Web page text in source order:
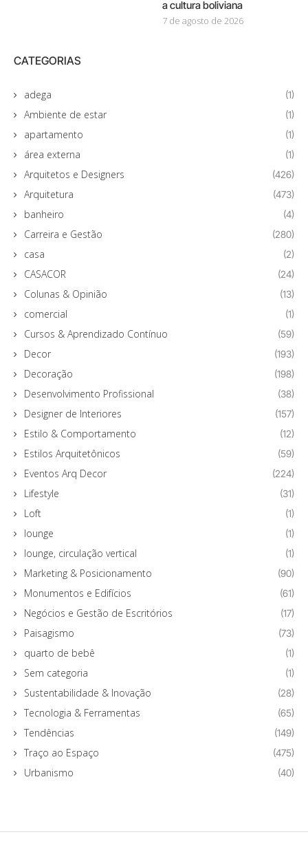
a cultura boliviana
7 de agosto de 2026
CATEGORIAS
adega (1)
Ambiente de estar (1)
apartamento (1)
área externa (1)
Arquitetos e Designers (426)
Arquitetura (473)
banheiro (4)
Carreira e Gestão (280)
casa (2)
CASACOR (24)
Colunas & Opinião (13)
comercial (1)
Cursos & Aprendizado Contínuo (59)
Decor (193)
Decoração (198)
Desenvolvimento Profissional (38)
Designer de Interiores (157)
Estilo & Comportamento (12)
Estilos Arquitetônicos (59)
Eventos Arq Decor (224)
Lifestyle (31)
Loft (1)
lounge (1)
lounge, circulação vertical (1)
Marketing & Posicionamento (90)
Monumentos e Edifícios (61)
Negócios e Gestão de Escritórios (17)
Paisagismo (73)
quarto de bebê (1)
Sem categoria (1)
Sustentabilidade & Inovação (28)
Tecnologia & Ferramentas (65)
Tendências (149)
Traço ao Espaço (475)
Urbanismo (40)